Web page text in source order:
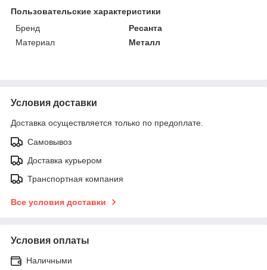
Пользовательские характеристики
Бренд
Ресанта
Материал
Металл
Условия доставки
Доставка осуществляется только по предоплате.
Самовывоз
Доставка курьером
Транспортная компания
Все условия доставки
Условия оплаты
Наличными